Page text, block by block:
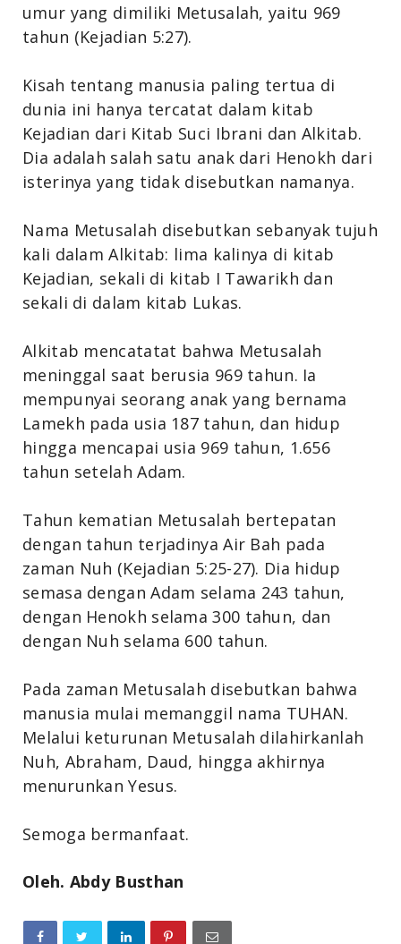
umur yang dimiliki Metusalah, yaitu 969
tahun (Kejadian 5:27).
Kisah tentang manusia paling tertua di
dunia ini hanya tercatat dalam kitab
Kejadian dari Kitab Suci Ibrani dan Alkitab.
Dia adalah salah satu anak dari Henokh dari
isterinya yang tidak disebutkan namanya.
Nama Metusalah disebutkan sebanyak tujuh
kali dalam Alkitab: lima kalinya di kitab
Kejadian, sekali di kitab I Tawarikh dan
sekali di dalam kitab Lukas.
Alkitab mencatatat bahwa Metusalah
meninggal saat berusia 969 tahun. Ia
mempunyai seorang anak yang bernama
Lamekh pada usia 187 tahun, dan hidup
hingga mencapai usia 969 tahun, 1.656
tahun setelah Adam.
Tahun kematian Metusalah bertepatan
dengan tahun terjadinya Air Bah pada
zaman Nuh (Kejadian 5:25-27). Dia hidup
semasa dengan Adam selama 243 tahun,
dengan Henokh selama 300 tahun, dan
dengan Nuh selama 600 tahun.
Pada zaman Metusalah disebutkan bahwa
manusia mulai memanggil nama TUHAN.
Melalui keturunan Metusalah dilahirkanlah
Nuh, Abraham, Daud, hingga akhirnya
menurunkan Yesus.
Semoga bermanfaat.
Oleh. Abdy Busthan